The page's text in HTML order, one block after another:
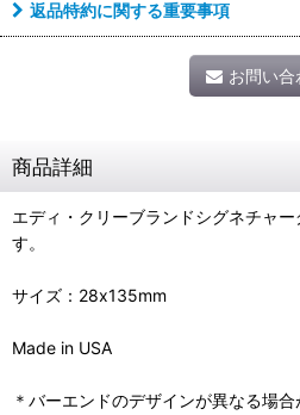
返品特約に関する重要事項
お問い合
商品詳細
エディ・クリーブランドシグネチャ
す。
サイズ：28x135mm
Made in USA
＊バーエンドのデザインが異なる場